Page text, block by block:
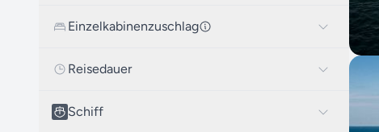
Einzelkabinenzuschlag
Reisedauer
Schiff